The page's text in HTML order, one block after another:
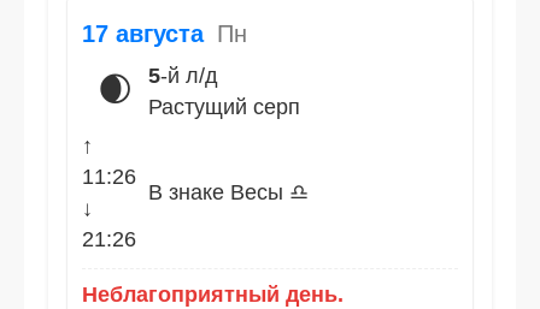
17 августа Пн
🌒 5-й л/д
Растущий серп
↑
11:26
↓
21:26
В знаке Весы ♎
Неблагоприятный день.